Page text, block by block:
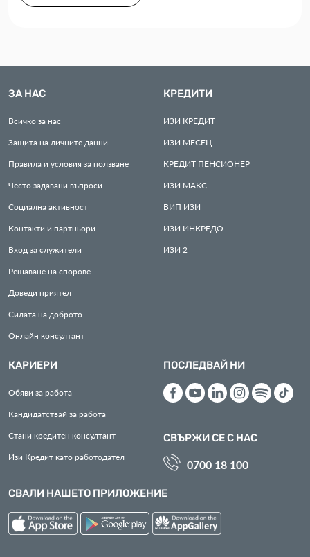
ЗА НАС
Всичко за нас
Защита на личните данни
Правила и условия за ползване
Често задавани въпроси
Социална активност
Контакти и партньори
Вход за служители
Решаване на спорове
Доведи приятел
Силата на доброто
Онлайн консултант
КРЕДИТИ
ИЗИ КРЕДИТ
ИЗИ МЕСЕЦ
КРЕДИТ ПЕНСИОНЕР
ИЗИ МАКС
ВИП ИЗИ
ИЗИ ИНКРЕДО
ИЗИ 2
КАРИЕРИ
Обяви за работа
Кандидатствай за работа
Стани кредитен консултант
Изи Кредит като работодател
ПОСЛЕДВАЙ НИ
СВЪРЖИ СЕ С НАС
0700 18 100
СВАЛИ НАШЕТО ПРИЛОЖЕНИЕ